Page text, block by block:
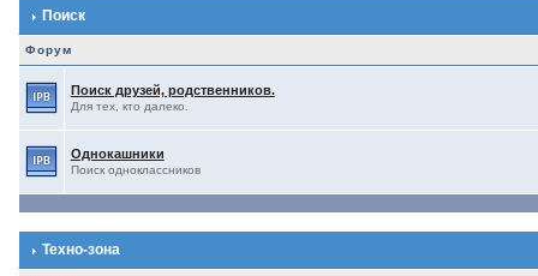
Поиск
Форум
Поиск друзей, родственников.
Для тех, кто далеко.
Однокашники
Поиск одноклассников
Техно-зона